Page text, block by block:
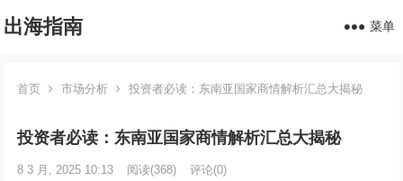
出海指南 菜单
首页 市场分析 投资者必读：东南亚国家商情解析汇总大揭秘
投资者必读：东南亚国家商情解析汇总大揭秘
8 3 月, 2025 10:13 阅读(368) 评论(0)